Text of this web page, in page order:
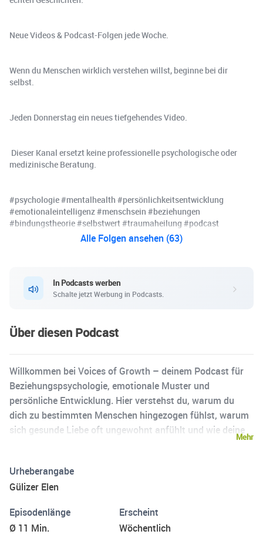
Neue Videos & Podcast-Folgen jede Woche.
Wenn du Menschen wirklich verstehen willst, beginne bei dir
selbst.
Jeden Donnerstag ein neues tiefgehendes Video.
️ Dieser Kanal ersetzt keine professionelle psychologische oder
medizinische Beratung.
#psychologie #mentalhealth #persönlichkeitsentwicklung
#emotionaleintelligenz #menschsein #beziehungen
#bindungstheorie #selbstwert #traumaheilung #podcast
Alle Folgen ansehen (63)
In Podcasts werben
Schalte jetzt Werbung in Podcasts.
Über diesen Podcast
Willkommen bei Voices of Growth – deinem Podcast für
Beziehungspsychologie, emotionale Muster und
persönliche Entwicklung. Hier verstehst du, warum du
dich zu bestimmten Menschen hingezogen fühlst, warum
sich gesunde Liebe oft ungewohnt anfühlt und wie deine
emotionale Abhängigkeit und innere Dynamiken. 🎧 Neue
Folgen erscheinen jeden Sonntag auf Spotify und
Veränderung in deinem Leben..
Mehr
Urheberangabe
Gülizer Elen
Episodenlänge
Ø 11 Min.
Erscheint
Wöchentlich